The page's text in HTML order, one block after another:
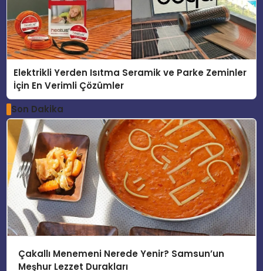
Elektrikli Yerden Isıtma Seramik ve Parke Zeminler
İçin En Verimli Çözümler
Son Dakika
Çakallı Menemeni Nerede Yenir? Samsun’un
Meşhur Lezzet Durakları